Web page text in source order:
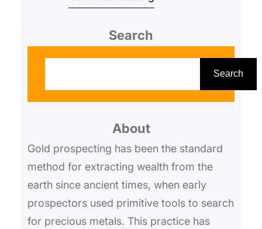
Search
h
Search
About
Gold prospecting has been the standard
method for extracting wealth from the
earth since ancient times, when early
prospectors used primitive tools to search
for precious metals. This practice has